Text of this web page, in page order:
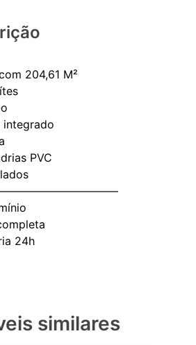
204,61 M²
integrado
PVC
similares